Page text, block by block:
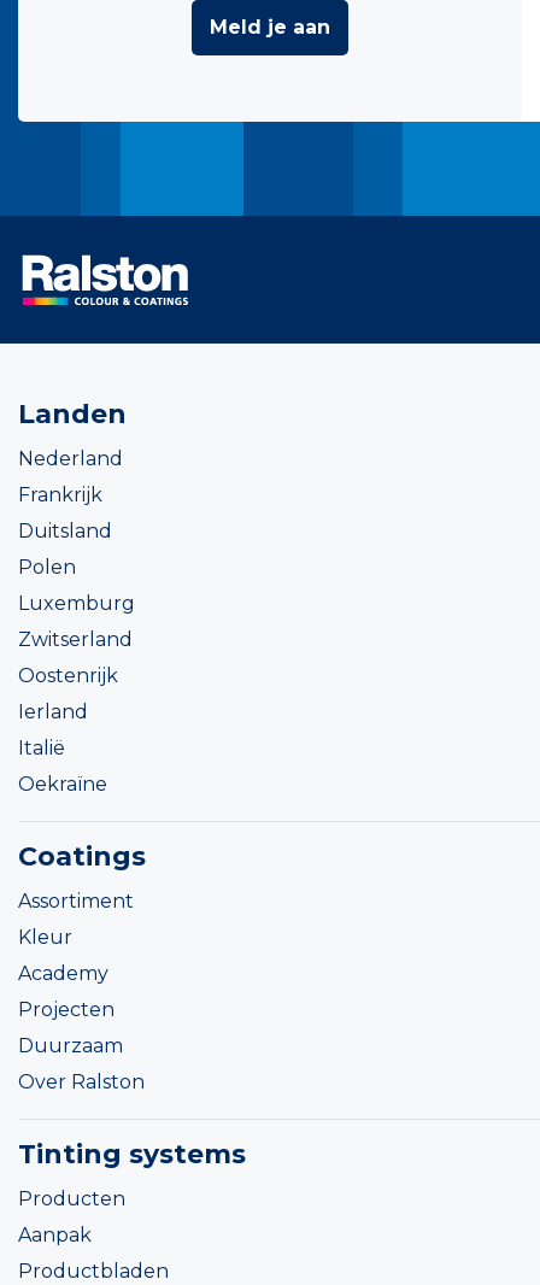
Meld je aan
Landen
Nederland
Frankrijk
Duitsland
Polen
Luxemburg
Zwitserland
Oostenrijk
Ierland
Italië
Oekraïne
Coatings
Assortiment
Kleur
Academy
Projecten
Duurzaam
Over Ralston
Tinting systems
Producten
Aanpak
Productbladen